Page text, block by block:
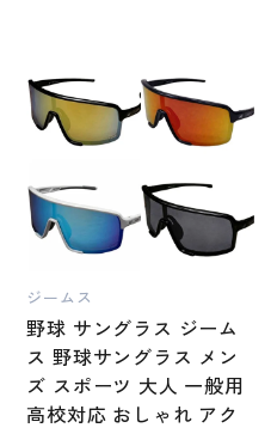
ジームス
野球 サングラス ジーム
ス 野球サングラス メン
ズ スポーツ 大人 一般用
高校対応 おしゃれ アク